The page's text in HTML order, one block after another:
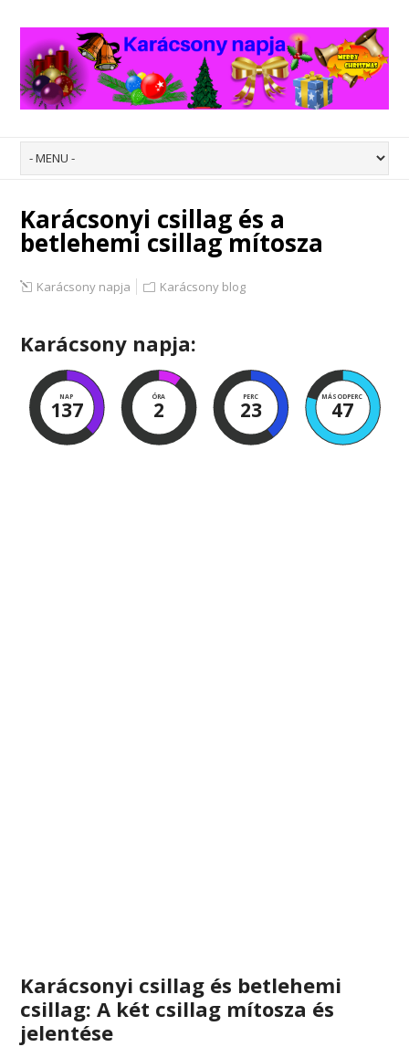
Karácsonyi csillag és a
betlehemi csillag mítosza
Karácsony napja Karácsony blog
Karácsony napja:
NAP
137
ÓRA
2
PERC
23
MÁSODPERC
46
Karácsonyi csillag és betlehemi
csillag: A két csillag mítosza és
jelentése